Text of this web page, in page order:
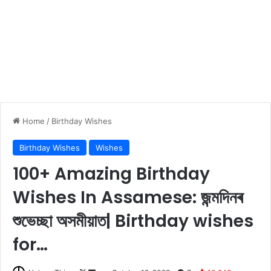
Home / Birthday Wishes
Birthday Wishes Wishes
100+ Amazing Birthday
Wishes In Assamese: জন্মদিনৰ
শুভেচ্ছা অসমীয়াত| Birthday wishes
for…